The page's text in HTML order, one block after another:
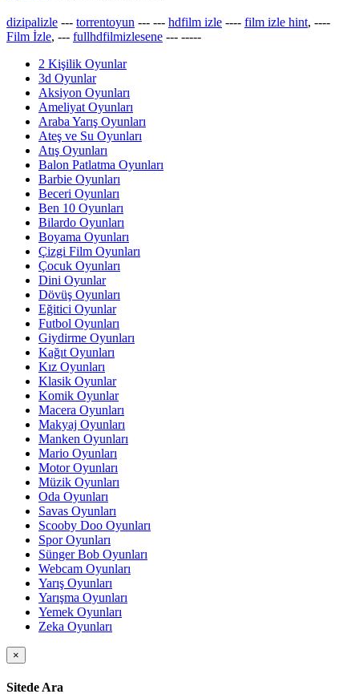
dizipalizle --- torrentoyun --- --- hdfilm izle ---- film izle hint, ----
Film İzle, --- fullhdfilmizlesene --- -----
2 Kişilik Oyunlar
3d Oyunlar
Aksiyon Oyunları
Ameliyat Oyunları
Araba Yarış Oyunları
Ateş ve Su Oyunları
Atış Oyunları
Balon Patlatma Oyunları
Barbie Oyunları
Beceri Oyunları
Ben 10 Oyunları
Bilardo Oyunları
Boyama Oyunları
Çizgi Film Oyunları
Çocuk Oyunları
Dini Oyunlar
Dövüş Oyunları
Eğitici Oyunlar
Futbol Oyunları
Giydirme Oyunları
Kağıt Oyunları
Kız Oyunları
Klasik Oyunlar
Komik Oyunlar
Macera Oyunları
Makyaj Oyunları
Manken Oyunları
Mario Oyunları
Motor Oyunları
Müzik Oyunları
Oda Oyunları
Savas Oyunları
Scooby Doo Oyunları
Spor Oyunları
Sünger Bob Oyunları
Webcam Oyunları
Yarış Oyunları
Yarışma Oyunları
Yemek Oyunları
Zeka Oyunları
×
Sitede Ara